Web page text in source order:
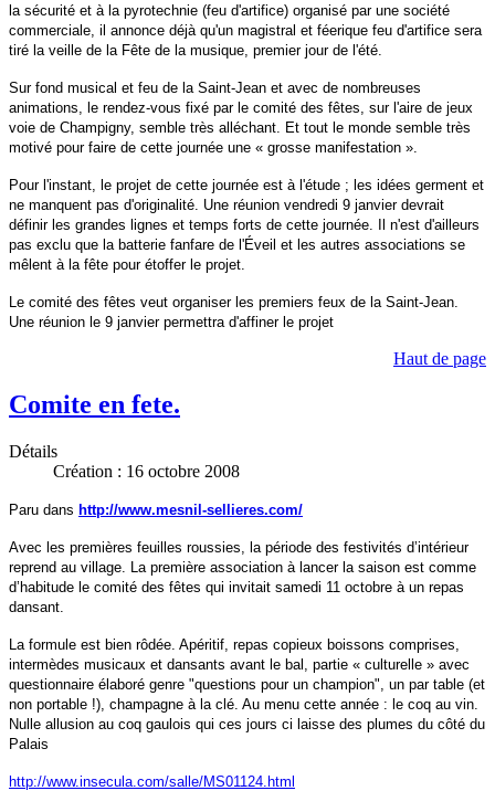
la sécurité et à la pyrotechnie (feu d'artifice) organisé par une société
commerciale, il annonce déjà qu'un magistral et féerique feu d'artifice sera
tiré la veille de la Fête de la musique, premier jour de l'été.
Sur fond musical et feu de la Saint-Jean et avec de nombreuses
animations, le rendez-vous fixé par le comité des fêtes, sur l'aire de jeux
voie de Champigny, semble très alléchant. Et tout le monde semble très
motivé pour faire de cette journée une « grosse manifestation ».
Pour l'instant, le projet de cette journée est à l'étude ; les idées germent et
ne manquent pas d'originalité. Une réunion vendredi 9 janvier devrait
définir les grandes lignes et temps forts de cette journée. Il n'est d'ailleurs
pas exclu que la batterie fanfare de l'Éveil et les autres associations se
mêlent à la fête pour étoffer le projet.
Le comité des fêtes veut organiser les premiers feux de la Saint-Jean.
Une réunion le 9 janvier permettra d'affiner le projet
Haut de page
Comite en fete.
Détails
Création : 16 octobre 2008
Paru dans http://www.mesnil-sellieres.com/
Avec les premières feuilles roussies, la période des festivités d’intérieur
reprend au village. La première association à lancer la saison est comme
d’habitude le comité des fêtes qui invitait samedi 11 octobre à un repas
dansant.
La formule est bien rôdée. Apéritif, repas copieux boissons comprises,
intermèdes musicaux et dansants avant le bal, partie « culturelle » avec
questionnaire élaboré genre "questions pour un champion", un par table (et
non portable !), champagne à la clé. Au menu cette année : le coq au vin.
Nulle allusion au coq gaulois qui ces jours ci laisse des plumes du côté du
Palais
http://www.insecula.com/salle/MS01124.html